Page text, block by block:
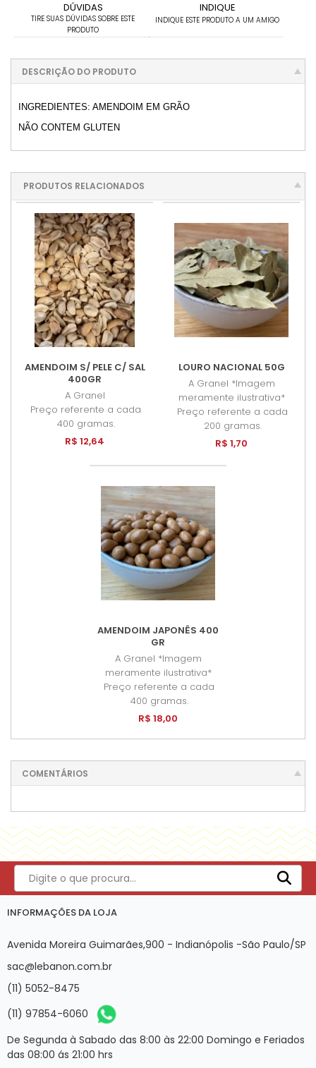
DÚVIDAS
TIRE SUAS DÚVIDAS SOBRE ESTE
PRODUTO
INDIQUE
INDIQUE ESTE PRODUTO A UM AMIGO
DESCRIÇÃO DO PRODUTO
INGREDIENTES: AMENDOIM EM GRÃO
NÃO CONTEM GLUTEN
PRODUTOS RELACIONADOS
AMENDOIM S/ PELE C/ SAL
400GR
A Granel
Preço referente a cada
400 gramas.
R$ 12,64
LOURO NACIONAL 50G
A Granel *Imagem
meramente ilustrativa*
Preço referente a cada
200 gramas.
R$ 1,70
AMENDOIM JAPONÊS 400
GR
A Granel *Imagem
meramente ilustrativa*
Preço referente a cada
400 gramas.
R$ 18,00
COMENTÁRIOS
INFORMAÇÕES DA LOJA
Avenida Moreira Guimarães,900 - Indianópolis -São Paulo/SP
sac@lebanon.com.br
(11) 5052-8475
(11) 97854-6060
De Segunda à Sabado das 8:00 às 22:00 Domingo e Feriados
das 08:00 ás 21:00 hrs